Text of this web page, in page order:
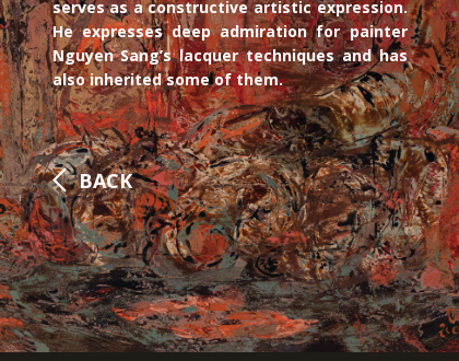
serves as a constructive artistic expression.
He expresses deep admiration for painter
Nguyen Sang’s lacquer techniques and has
also inherited some of them.
BACK